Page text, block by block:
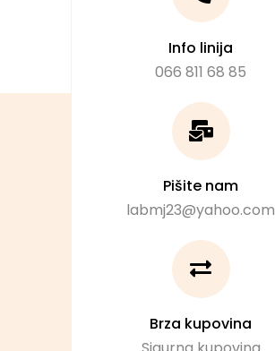
Info linija
066 811 68 85
Pišite nam
labmj23@yahoo.com
Brza kupovina